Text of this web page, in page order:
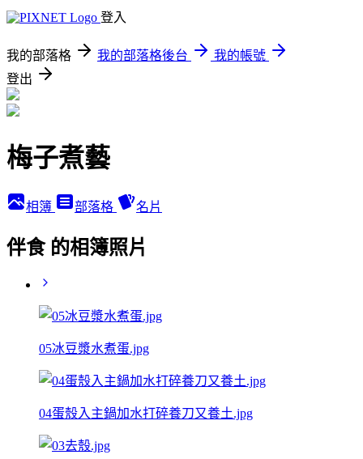
登入
我的部落格 我的部落格後台
我的帳號
登出
梅子煮藝
相簿 部落格 名片
伴食 的相簿照片
05冰豆漿水煮蛋.jpg
04蛋殼入主鍋加水打碎養刀又養土.jpg